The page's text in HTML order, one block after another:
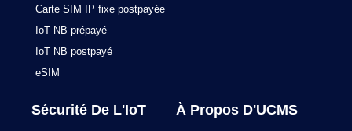
Carte SIM IP fixe postpayée
IoT NB prépayé
IoT NB postpayé
eSIM
Sécurité De L'IoT À Propos D'UCMS